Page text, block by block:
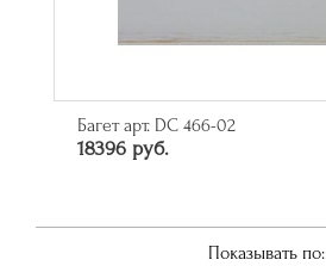
Багет арт. DC 466-02
18396 руб.
Показывать по: